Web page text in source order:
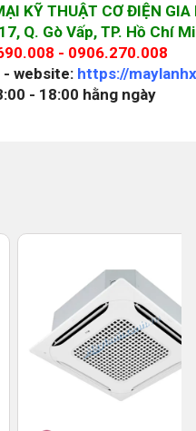
KỸ THUẬT CƠ ĐIỆN GIA
Q. Gò Vấp, TP. Hồ Chí
- 0906.270.008
- website: https://
- 18:00 hằng ngày